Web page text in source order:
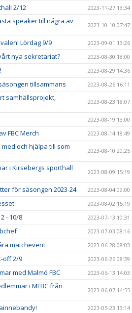
2/12 2023-11-27 13:34
speaker till några av
2023-10-10 07:47
Lördag 9/9 2023-09-01 13:26
nya sekretariat? 2023-08-30 18:00
2023-08-29 14:36
tillsammans 2023-08-26 16:11
samhällsprojekt,
2023-08-23 18:07
2023-08-19 13:00
FBC Merch 2023-08-14 18:49
och hjälpa till som
2023-08-10 20:25
i Kirsebergs sporthall
2023-08-09 15:19
för säsongen 2023-24 2023-08-04 09:00
2023-08-02 15:19
- 10/8 2023-07-13 10:31
2023-07-03 08:16
matchevent 2023-06-28 08:03
off 2/9 2023-06-26 08:39
med Malmö FBC 2023-06-13 14:03
i MFBC från
2023-06-07 14:55
2023-05-23 13:14